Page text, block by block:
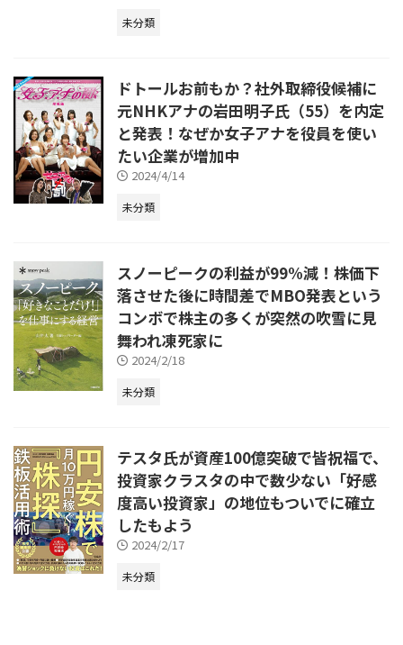
未分類
ドトールお前もか？社外取締役候補に
元NHKアナの岩田明子氏（55）を内定
と発表！なぜか女子アナを役員を使い
たい企業が増加中
2024/4/14
未分類
スノーピークの利益が99%減！株価下
落させた後に時間差でMBO発表という
コンボで株主の多くが突然の吹雪に見
舞われ凍死家に
2024/2/18
未分類
テスタ氏が資産100億突破で皆祝福で、
投資家クラスタの中で数少ない「好感
度高い投資家」の地位もついでに確立
したもよう
2024/2/17
未分類